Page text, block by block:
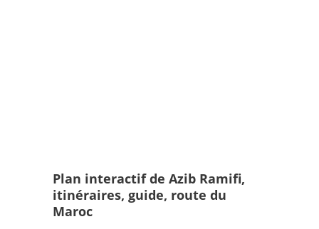
Plan interactif de Azib Ramifi,
itinéraires, guide, route du
Maroc